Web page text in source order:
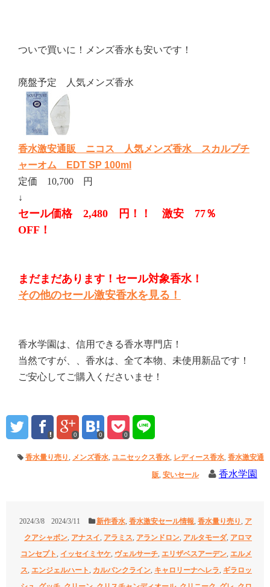
ついで買いに！メンズ香水も安いです！
廃盤予定 人気メンズ香水
香水激安通販 ニコス 人気メンズ香水 スカルプチ
ャーオム EDT SP 100ml
定価 10,700 円
↓
セール価格 2,480 円！！ 激安 77％
OFF！
まだまだあります！セール対象香水！
その他のセール激安香水を見る！
香水学園は、信用できる香水専門店！
当然ですが、、香水は、全て本物、未使用新品です！
ご安心してご購入くださいませ！
0 0 0
香水量り売り, メンズ香水, ユニセックス香水, レディース香水, 香水激安通
販, 安いセール 香水学園
2024/3/8 2024/3/11 新作香水, 香水激安セール情報, 香水量り売り, ア
クアシャボン, アナスイ, アラミス, アランドロン, アルタモーダ, アロマ
コンセプト, イッセイミヤケ, ヴェルサーチ, エリザベスアーデン, エルメ
ス, エンジェルハート, カルバンクライン, キャロリーナヘレラ, ギラロッ